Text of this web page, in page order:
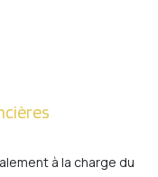
à la charge du